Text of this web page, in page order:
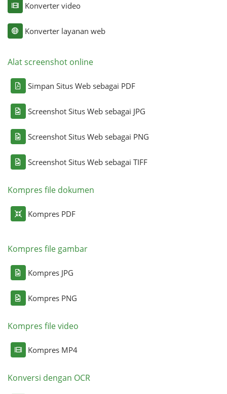
Konverter video
Konverter layanan web
Alat screenshot online
Simpan Situs Web sebagai PDF
Screenshot Situs Web sebagai JPG
Screenshot Situs Web sebagai PNG
Screenshot Situs Web sebagai TIFF
Kompres file dokumen
Kompres PDF
Kompres file gambar
Kompres JPG
Kompres PNG
Kompres file video
Kompres MP4
Konversi dengan OCR